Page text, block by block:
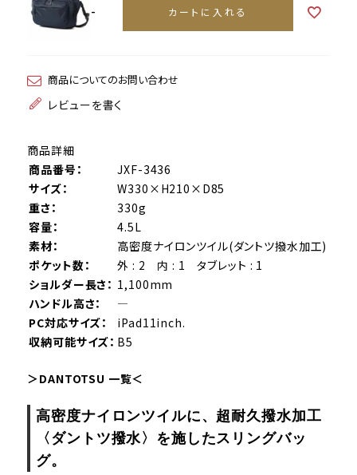
- カートに入れる
商品についてのお問い合わせ
レビューを書く
商品詳細
商品番号：
JXF-3436
サイズ：
W330×H210×D85
重さ：
330g
容量：
4.5L
素材：
高密度ナイロンツイル(ダントツ撥水加工)
ポケット数：
外 : 2 内 : 1 タブレット : 1
ショルダー長さ： 1,100mm
ハンドル高さ：
―
PC対応サイズ：
iPad11inch.
収納可能サイズ： B5
＞DANTOTSU 一覧＜
高密度ナイロンツイルに、超耐久撥水加工
〈ダントツ撥水〉を施したスリングバッ
グ。